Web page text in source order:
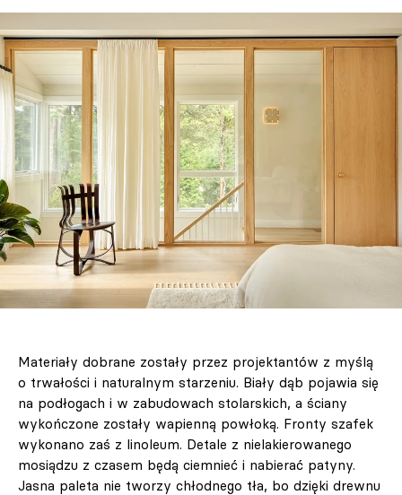
Materiały dobrane zostały przez projektantów z myślą
o trwałości i naturalnym starzeniu. Biały dąb pojawia się
na podłogach i w zabudowach stolarskich, a ściany
wykończone zostały wapienną powłoką. Fronty szafek
wykonano zaś z linoleum. Detale z nielakierowanego
mosiądzu z czasem będą ciemnieć i nabierać patyny.
Jasna paleta nie tworzy chłodnego tła, bo dzięki drewnu